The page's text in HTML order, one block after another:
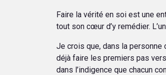
Faire la vérité en soi est une
tout son cœur d’y remédier.
Je crois que, dans la personne
déjà faire les premiers pas
dans l’indigence que chacun